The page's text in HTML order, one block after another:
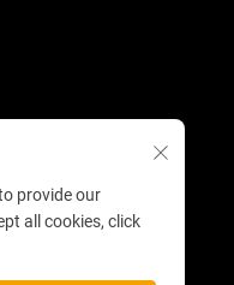
provide our
all cookies, click